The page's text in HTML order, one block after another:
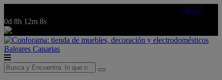
AQUÍ
0d 8h 12m 8s
Baleares Canarias